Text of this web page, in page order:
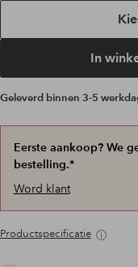
In
Geleverd binnen 3-5
Eerste aankoop? We
bestelling.*
Word klant
Productspecificatie